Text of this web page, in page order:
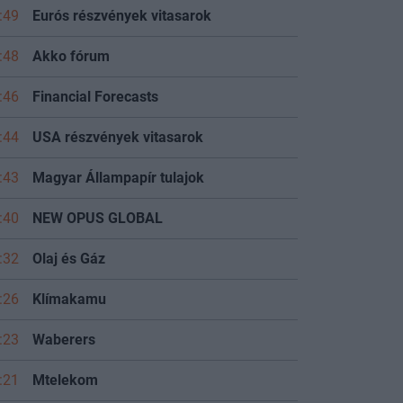
Eurós részvények vitasarok
Akko fórum
Financial Forecasts
USA részvények vitasarok
Magyar Állampapír tulajok
NEW OPUS GLOBAL
Olaj és Gáz
Klímakamu
Waberers
Mtelekom